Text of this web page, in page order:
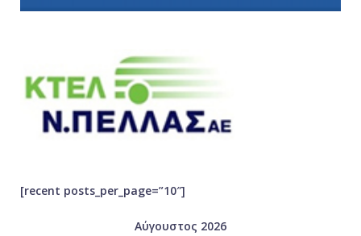
[recent posts_per_page=”10″]
Αύγουστος 2026